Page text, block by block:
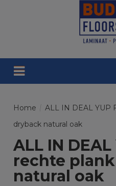
Home
ALL IN DEAL YUP
dryback natural oak
ALL IN
rechte
natural oak